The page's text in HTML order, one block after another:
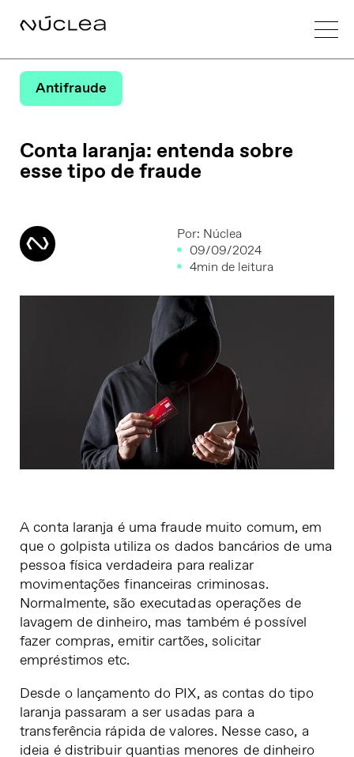
Antifraude
Conta laranja: entenda sobre
esse tipo de fraude
Por: Núclea
09/09/2024
4min de leitura
A conta laranja é uma fraude muito comum, em
que o golpista utiliza os dados bancários de uma
pessoa física verdadeira para realizar
movimentações financeiras criminosas.
Normalmente, são executadas operações de
lavagem de dinheiro, mas também é possível
fazer compras, emitir cartões, solicitar
empréstimos etc.
Desde o lançamento do PIX, as contas do tipo
laranja passaram a ser usadas para a
transferência rápida de valores. Nesse caso, a
ideia é distribuir quantias menores de dinheiro